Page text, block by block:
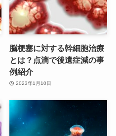
脳梗塞に対する幹細胞治療
とは？点滴で後遺症減の事
例紹介
2023年1月10日